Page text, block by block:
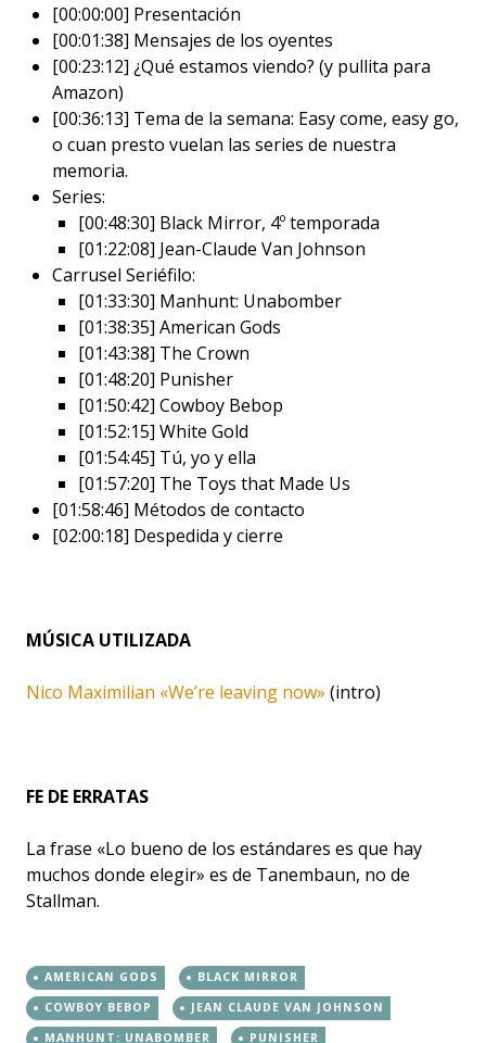
[00:00:00] Presentación
[00:01:38] Mensajes de los oyentes
[00:23:12] ¿Qué estamos viendo? (y pullita para
Amazon)
[00:36:13] Tema de la semana: Easy come, easy go,
o cuan presto vuelan las series de nuestra
memoria.
Series:
[00:48:30] Black Mirror, 4º temporada
[01:22:08] Jean-Claude Van Johnson
Carrusel Seriéfilo:
[01:33:30] Manhunt: Unabomber
[01:38:35] American Gods
[01:43:38] The Crown
[01:48:20] Punisher
[01:50:42] Cowboy Bebop
[01:52:15] White Gold
[01:54:45] Tú, yo y ella
[01:57:20] The Toys that Made Us
[01:58:46] Métodos de contacto
[02:00:18] Despedida y cierre
MÚSICA UTILIZADA
Nico Maximilian «We’re leaving now» (intro)
FE DE ERRATAS
La frase «Lo bueno de los estándares es que hay
muchos donde elegir» es de Tanembaun, no de
Stallman.
AMERICAN GODS
BLACK MIRROR
COWBOY BEBOP
JEAN CLAUDE VAN JOHNSON
MANHUNT: UNABOMBER
PUNISHER